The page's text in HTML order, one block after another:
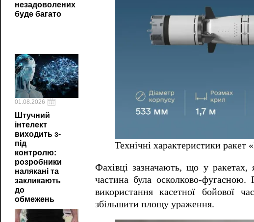
незадоволених
буде багато
01.08.2026
Штучний
інтелект
виходить з-
під
контролю:
розробники
налякані та
закликають
до
обмежень
Технічні характеристики ракет
Фахівці зазначають, що у ракетах,
частина була осколково-фугасною.
використання касетної бойової
збільшити площу ураження.